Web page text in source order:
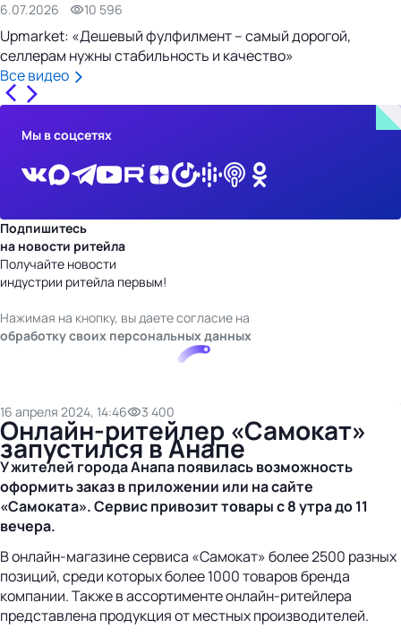
6.07.2026 10 596
Upmarket: «Дешевый фулфилмент – самый дорогой,
селлерам нужны стабильность и качество»
Все видео
Мы в соцсетях
Подпишитесь
на новости ритейла
Получайте новости
индустрии ритейла первым!
Нажимая на кнопку, вы даете согласие на
обработку своих персональных данных
16 апреля 2024, 14:46 3 400
Онлайн-ритейлер «Самокат»
запустился в Анапе
У жителей города Анапа появилась возможность
оформить заказ в приложении или на сайте
«Самоката». Сервис привозит товары с 8 утра до 11
вечера.
В онлайн-магазине сервиса «Самокат» более 2500 разных
позиций, среди которых более 1000 товаров бренда
компании. Также в ассортименте онлайн-ритейлера
представлена продукция от местных производителей.